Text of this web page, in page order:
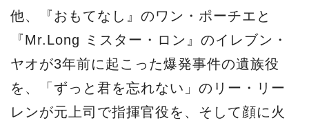
他、『おもてなし』のワン・ポーチエと
『Mr.Long ミスター・ロン』のイレブン・
ヤオが3年前に起こった爆発事件の遺族役
を、「ずっと君を忘れない」のリー・リー
レンが元上司で指揮官役を、そして顔に火